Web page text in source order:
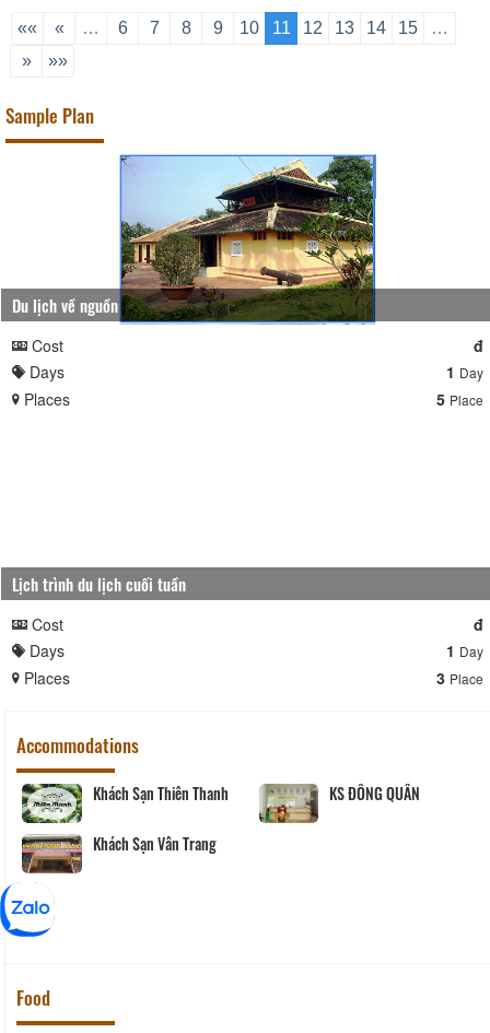
- Chủ tịch Hiệp hội Du lịch tỉnh Vĩnh
Long, Giám đốc Công ty TNHH Du lịch
«« « … 6 7 8 9 10 11 12 13 14 15
…
»
»»
Sample Plan
Du lịch về nguồn
Cost
đ
Days
1 Day
Places 5 Place
Lịch trình du lịch cuối tuần
Cost
đ
Days
1 Day
Places 3 Place
Accommodations
Khách Sạn Thiên Thanh KS ĐÔNG QUÂN
Khách Sạn Vân Trang
Food